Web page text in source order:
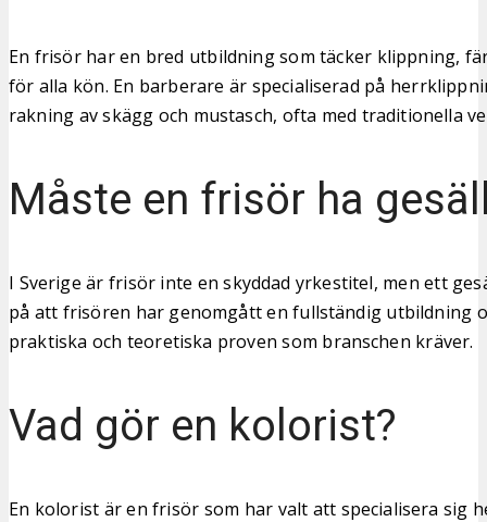
En frisör har en bred utbildning som täcker klippning,
för alla kön. En barberare är specialiserad på
rakning av skägg och mustasch, ofta med traditionella
Måste en frisör ha
I Sverige är frisör inte en skyddad yrkestitel, men ett
på att frisören har genomgått en fullständig utbildning
praktiska och teoretiska proven som branschen kräver.
Vad gör en kolorist?
En kolorist är en frisör som har valt att specialisera sig